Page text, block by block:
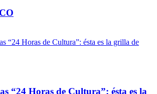
“24 Horas de Cultura”: ésta es la